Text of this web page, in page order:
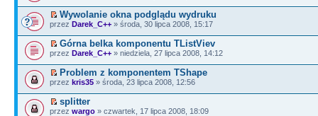
Wywolanie okna podglądu wydruku
przez Darek_C++ » środa, 30 lipca 2008, 15:17
Górna belka komponentu TListViev
przez Darek_C++ » niedziela, 27 lipca 2008, 14:12
Problem z komponentem TShape
przez kris35 » środa, 23 lipca 2008, 12:56
splitter
przez wargo » czwartek, 17 lipca 2008, 18:09